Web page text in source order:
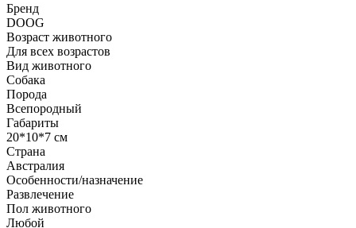
Бренд
DOOG
Возраст животного
Для всех возрастов
Вид животного
Собака
Порода
Всепородный
Габариты
20*10*7 см
Страна
Австралия
Особенности/назначение
Развлечение
Пол животного
Любой